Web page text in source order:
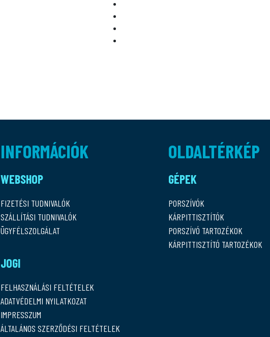
INFORMÁCIÓK
WEBSHOP
FIZETÉSI TUDNIVALÓK
SZÁLLÍTÁSI TUDNIVALÓK
ÜGYFÉLSZOLGÁLAT
JOGI
FELHASZNÁLÁSI FELTÉTELEK
ADATVÉDELMI NYILATKOZAT
IMPRESSZUM
ÁLTALÁNOS SZERZŐDÉSI FELTÉTELEK
OLDALTÉRKÉP
GÉPEK
PORSZÍVÓK
KÁRPITTISZTÍTÓK
PORSZÍVÓ TARTOZÉKOK
KÁRPITTISZTÍTÓ TARTOZÉKOK